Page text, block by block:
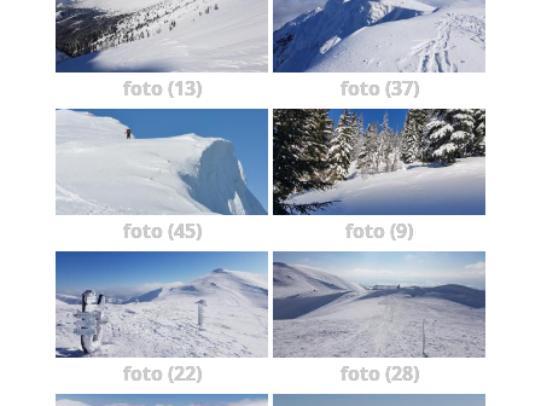
foto (13) foto (37)
foto (45) foto (9)
foto (22) foto (28)